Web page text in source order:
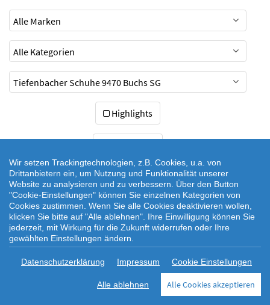
Highlights
Datenschutz|Cookie Einstellungen|Cookie-Richtlinie |Rechtlicher
Impressum
Wir setzen Trackingtechnologien, z.B. Cookies, u.a. von
Drittanbietern ein, um Nutzung und Funktionalität unserer
Website zu analysieren und zu verbessern. Über den Button
"Cookie-Einstellungen" können Sie einzelnen Kategorien von
Cookies zustimmen. Wenn Sie alle Cookies deaktivieren wollen,
klicken Sie bitte auf "Alle ablehnen". Ihre Einwilligung können Sie
jederzeit, mit Wirkung für die Zukunft widerrufen oder Ihre
gewählten Einstellungen ändern.
Datenschutzerklärung Impressum Cookie Einstellungen
Alle ablehnen Alle Cookies akzeptieren